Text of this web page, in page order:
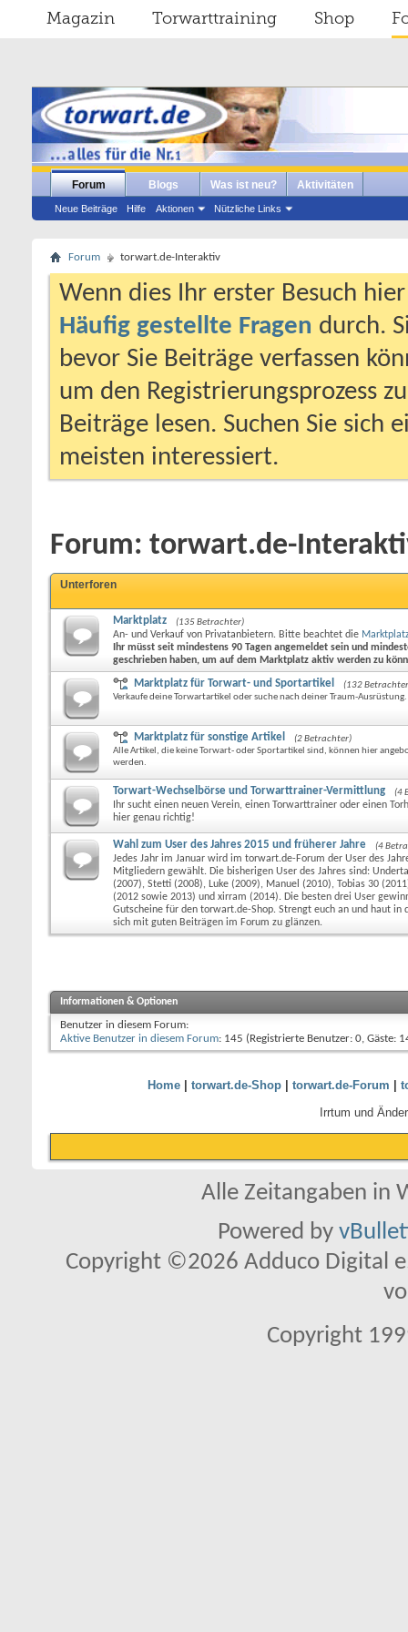
Magazin Torwarttraining Shop
Forum
Neue Beiträge Hilfe Aktionen Nützliche Links
Blogs Was ist neu? Aktivitäten
Forum torwart.de-Interaktiv
Wenn dies Ihr erster Besuch
Häufig gestellte Fragen durch.
bevor Sie Beiträge verfassen
um den Registrierungsprozess
Beiträge lesen. Suchen Sie sich
meisten interessiert.
Forum: torwart.de-
Unterforen
Marktplatz (135 Betrachter)
An- und Verkauf von Privatanbietern. Bitte beachtet die
Ihr müsst seit mindestens 90 Tagen angemeldet sein und
geschrieben haben, um auf dem Marktplatz aktiv werden zu
Marktplatz für Torwart- und Sportartikel
(132
Verkaufe deine Torwartartikel oder suche nach deiner Traum-Ausrüstung.
Marktplatz für sonstige Artikel
(2 Betrachter)
Alle Artikel, die keine Torwart- oder Sportartikel sind, können hier
werden.
Torwart-Wechselbörse und Torwarttrainer-Vermittlung (4
Ihr sucht einen neuen Verein, einen Torwarttrainer oder einen
hier genau richtig!
Wahl zum User des Jahres 2015 und früherer Jahre (4
Jedes Jahr im Januar wird im torwart.de-Forum der User des
Mitgliedern gewählt. Die bisherigen User des Jahres sind:
(2007), Stetti (2008), Luke (2009), Manuel (2010), Tobias 30
(2012 sowie 2013) und xirram (2014). Die besten drei User
Gutscheine für den torwart.de-Shop. Strengt euch an und haut in
sich mit guten Beiträgen im Forum zu glänzen.
Informationen & Optionen
Benutzer in diesem Forum:
Aktive Benutzer in diesem Forum: 145 (Registrierte Benutzer: 0, Gäste:
Home| torwart.de-Shop| torwart.de-Forum
Irrtum und
Alle Zeitangaben in
Powered by
Copyright ©2026 Adduco Digital
Copyright